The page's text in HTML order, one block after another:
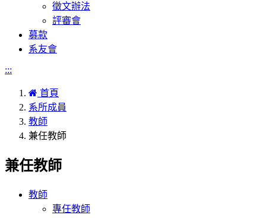
徵文辦法
評審會
募款
系友會
:::
首頁
系所成員
教師
兼任教師
兼任教師
教師
專任教師